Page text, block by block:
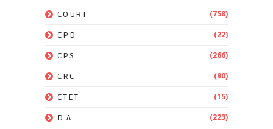
COURT (758)
CPD (22)
CPS (266)
CRC (90)
CTET (15)
D.A (223)